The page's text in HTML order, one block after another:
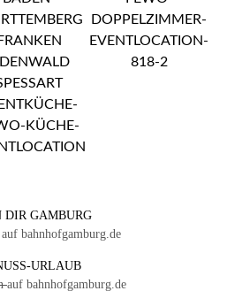
DIR GAMBURG
bahnhofgamburg.de
URLAUB
auf bahnhofgamburg.de